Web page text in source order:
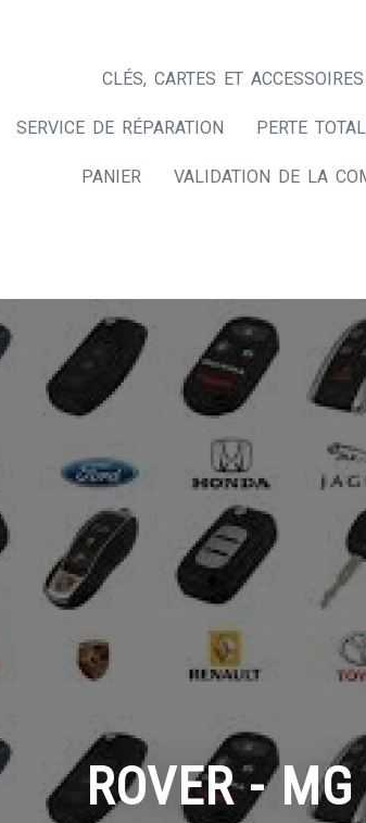
CLÉS, CARTES ET
SERVICE DE RÉPARATION PERTE
PANIER VALIDATION DE LA
ROVER - MG